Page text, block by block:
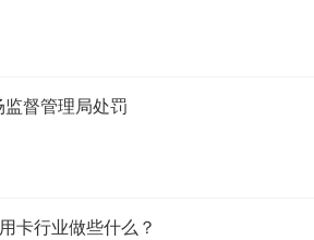
督管理局处罚
卡行业做些什么？